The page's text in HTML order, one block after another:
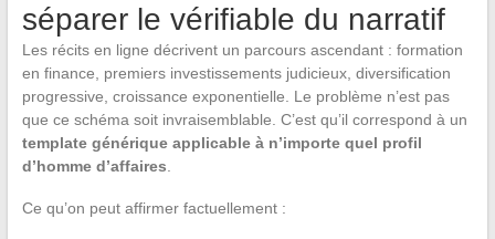
séparer le vérifiable du narratif
Les récits en ligne décrivent un parcours ascendant : formation
en finance, premiers investissements judicieux, diversification
progressive, croissance exponentielle. Le problème n’est pas
que ce schéma soit invraisemblable. C’est qu’il correspond à un
template générique applicable à n’importe quel profil
d’homme d’affaires
Ce qu’on peut affirmer factuellement :